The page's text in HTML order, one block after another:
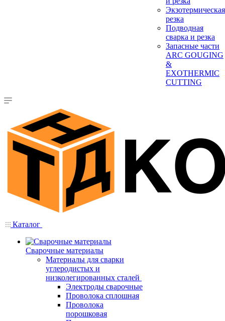
Экзотермическая
резка
Подводная
сварка и резка
Запасные части
ARC GOUGING
&
EXOTHERMIC
CUTTING
Каталог
Сварочные материалы
Материалы для сварки
углеродистых и
низколегированных сталей
Электроды сварочные
Проволока сплошная
Проволока
порошковая